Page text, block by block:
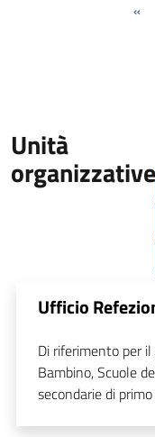
«
Unità
organizzative
Ufficio
Di riferimento per
Bambino, Scuole
secondarie di